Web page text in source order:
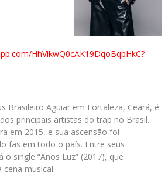
HhVikwQ0cAK19DqoBqbHkC?
Brasileiro Aguiar em Fortaleza, Ceará, é
principais artistas do trap no Brasil.
em 2015, e sua ascensão foi
fãs em todo o país. Entre seus
single “Anos Luz” (2017), que
cena musical.